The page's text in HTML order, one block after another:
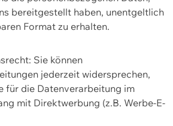
bereitgestellt haben, unentgeltlich
Format zu erhalten.
Sie können
jederzeit widersprechen,
für die Datenverarbeitung im
mit Direktwerbung (z.B. Werbe-E-